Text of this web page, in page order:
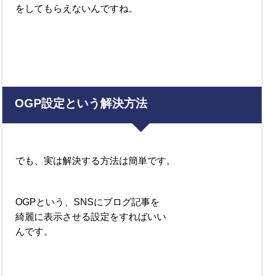
をしてもらえないんですね。
OGP設定という解決方法
でも、実は解決する方法は簡単です。
OGPという、 SNSにブログ記事を
綺麗に表示させる設定をすればいい
んです。